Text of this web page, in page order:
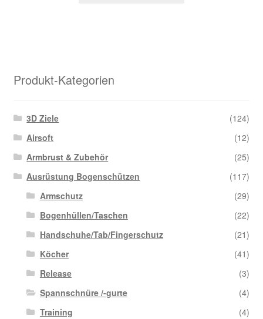
Produkt-Kategorien
3D Ziele
(124)
Airsoft
(12)
Armbrust & Zubehör
(25)
Ausrüstung Bogenschützen
(117)
Armschutz
(29)
Bogenhüllen/Taschen
(22)
Handschuhe/Tab/Fingerschutz
(21)
Köcher
(41)
Release
(3)
Spannschnüre /-gurte
(4)
Training
(4)